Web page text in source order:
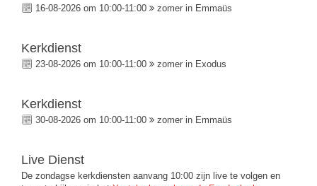
16-08-2026 om 10:00-11:00 zomer in Emmaüs
Kerkdienst
23-08-2026 om 10:00-11:00 zomer in Exodus
Kerkdienst
30-08-2026 om 10:00-11:00 zomer in Emmaüs
Live Dienst
De zondagse kerkdiensten aanvang 10:00 zijn live te volgen en